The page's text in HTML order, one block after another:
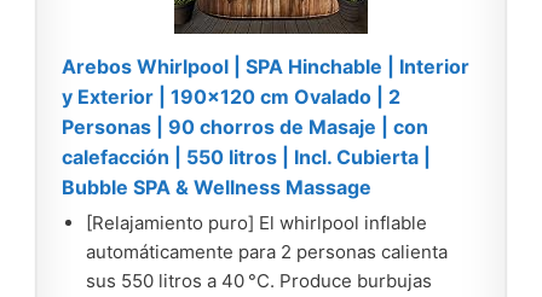
Arebos Whirlpool | SPA Hinchable | Interior
y Exterior | 190x120 cm Ovalado | 2
Personas | 90 chorros de Masaje | con
calefacción | 550 litros | Incl. Cubierta |
Bubble SPA & Wellness Massage
[Relajamiento puro] El whirlpool inflable
automáticamente para 2 personas calienta
sus 550 litros a 40 °C. Produce burbujas